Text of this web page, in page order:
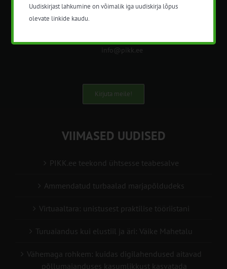
nõustamisteenuseid.
info@pikk.ee
Kirjuta meile!
VIIMASED UUDISED
PIKK.ee teekond ühtsesse teabesalve
Ammendatud turbaalad marjapõldudeks
Virtuaaltara: unistusest praktilise tööriistani
Turuaiandus kui elustiil ja äri: Väike Mahetalu
Vähemaga rohkem: kuidas digilahendused aitavad
põllumajanduses kasumlikkust kasvatada
Uudiskirjast lahkumine on võimalik iga uudiskirja lõpus
olevate linkide kaudu.